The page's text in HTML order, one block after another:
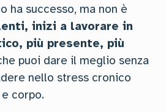
ha successo, ma non è
inizi a lavorare in
più presente, più
puoi dare il meglio senza
nello stress cronico
corpo.